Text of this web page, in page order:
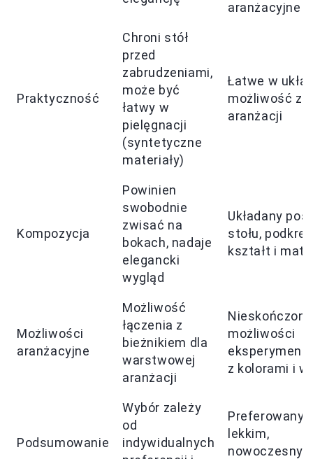
aranżacyjne
Praktyczność
Chroni stół
przed
zabrudzeniami,
może być
łatwy w
pielęgnacji
(syntetyczne
materiały)
Łatwe w
możliwość
aranżacji
Kompozycja
Powinien
swobodnie
zwisać na
bokach, nadaje
elegancki
wygląd
Układany
stołu,
kształt i
Możliwości
aranżacyjne
Możliwość
łączenia z
bieżnikiem dla
warstwowej
aranżacji
Nieskończone
możliwości
z kolorami i
Podsumowanie
Wybór zależy
od
indywidualnych
Preferowany
lekkim,